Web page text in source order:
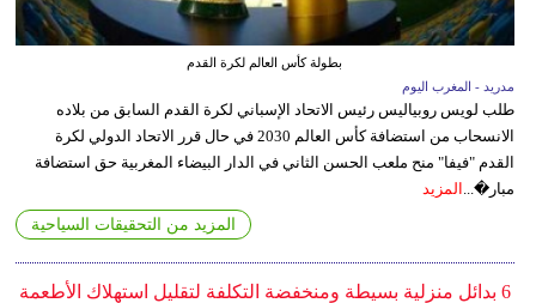
بطولة كأس العالم لكرة القدم
مدريد - المغرب اليوم
طلب لويس روبياليس رئيس الاتحاد الإسباني لكرة القدم السابق من بلاده
الانسحاب من استضافة كأس العالم 2030 في حال قرر الاتحاد الدولي لكرة
القدم "فيفا" منح ملعب الحسن الثاني في الدار البيضاء المغربية حق استضافة
مبار�... المزيد
المزيد من التحقيقات السياحية
6 بدائل منزلية بسيطة ومنخفضة التكلفة لتقليل استهلاك الأطعمة